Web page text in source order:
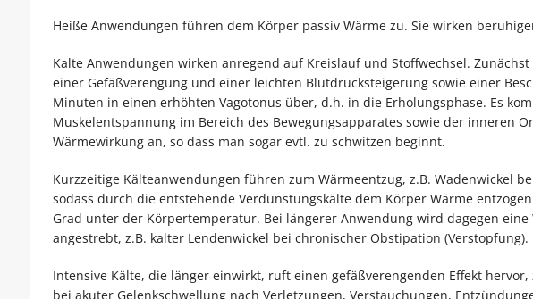
Heiße Anwendungen führen dem Körper passiv Wärme zu. Sie wirken
Kalte Anwendungen wirken anregend auf Kreislauf und Stoffwechsel.
einer Gefäßverengung und einer leichten Blutdrucksteigerung sowie einer
Minuten in einen erhöhten Vagotonus über, d.h. in die Erholungsphase. Es
Muskelentspannung im Bereich des Bewegungsapparates sowie der inneren
Wärmewirkung an, so dass man sogar evtl. zu schwitzen beginnt.
Kurzzeitige Kälteanwendungen führen zum Wärmeentzug, z.B. Wadenwickel
sodass durch die entstehende Verdunstungskälte dem Körper Wärme
Grad unter der Körpertemperatur. Bei längerer Anwendung wird dagegen
angestrebt, z.B. kalter Lendenwickel bei chronischer Obstipation (Verstopfung).
Intensive Kälte, die länger einwirkt, ruft einen gefäßverengenden Effekt hervor,
bei akuter Gelenkschwellung nach Verletzungen, Verstauchungen,